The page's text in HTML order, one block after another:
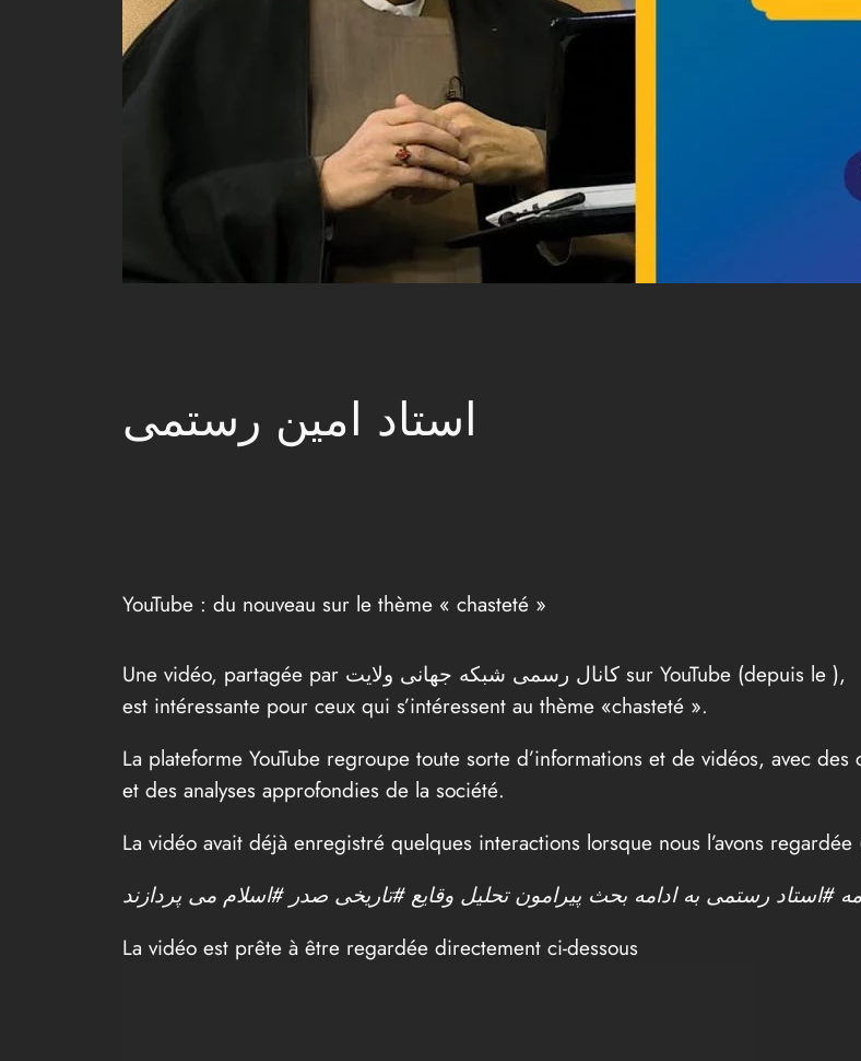
استاد امین رستمی
YouTube : du nouveau sur le thème « chasteté »
Une vidéo, partagée par کانال رسمی شبکه جهانی ولایت sur YouTube (depuis le ),
est intéressante pour ceux qui s’intéressent au thème «chasteté ».
La plateforme YouTube regroupe toute sorte d’informations et de vidéos, avec
et des analyses approfondies de la société.
La vidéo avait déjà enregistré quelques interactions lorsque nous l’avons regardée
La vidéo est prête à être regardée directement ci-dessous